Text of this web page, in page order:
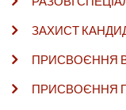
ЗАХИСТ
ПРИСВОЄННЯ
ПРИСВОЄННЯ